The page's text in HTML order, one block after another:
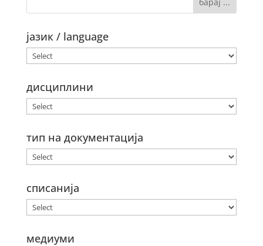
јазик / language
дисциплини
тип на документација
списанија
медиуми